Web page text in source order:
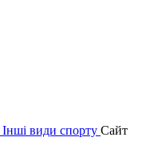
Інші види спорту Сайт